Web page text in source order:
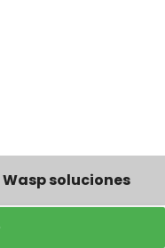
Wasp soluciones